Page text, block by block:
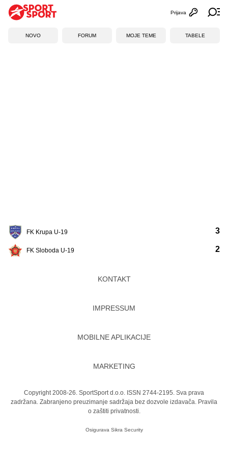
Otvori
Prijava
NOVO FORUM MOJE TEME TABELE
FK Krupa U-19
FK Sloboda U-19
3
2
KONTAKT
IMPRESSUM
MOBILNE APLIKACIJE
MARKETING
Copyright 2008-26. SportSport d.o.o. ISSN 2744-2195. Sva prava
zadržana. Zabranjeno preuzimanje sadržaja bez dozvole izdavača. Pravila
o zaštiti privatnosti.
Osigurava Sikra Security